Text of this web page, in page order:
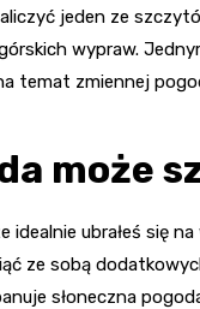
jeden ze
wypraw.
temat zmiennej
może
ubrałeś się
ze sobą
słoneczna